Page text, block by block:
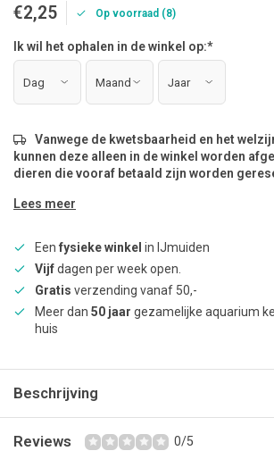
€2,25 Op voorraad (8)
Ik wil het ophalen in de winkel op:*
Vanwege de kwetsbaarheid en het
kunnen deze alleen in de winkel worden
dieren die vooraf betaald zijn worden
Lees meer
Een fysieke winkel in IJmuiden
Vijfdagen per week open.
Gratis verzending vanaf 50,-
Meer dan 50 jaar gezamelijke aquarium
huis
Beschrijving
Reviews 0/5